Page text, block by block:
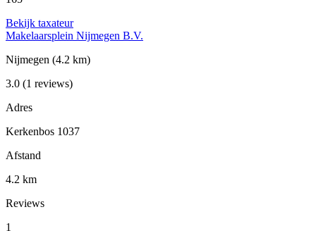
Bekijk taxateur
Makelaarsplein Nijmegen B.V.
Nijmegen (4.2 km)
3.0 (1 reviews)
Adres
Kerkenbos 1037
Afstand
4.2 km
Reviews
1